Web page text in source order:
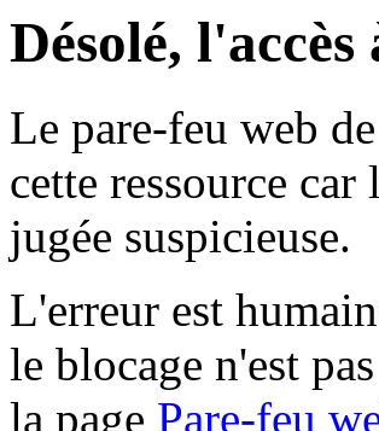
Désolé,
Le pare-feu web
cette ressource
jugée suspicieuse.
L'erreur est
le blocage n'est
la page Pare-feu